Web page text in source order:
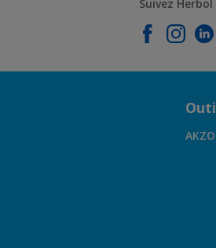
Suivez Herbol